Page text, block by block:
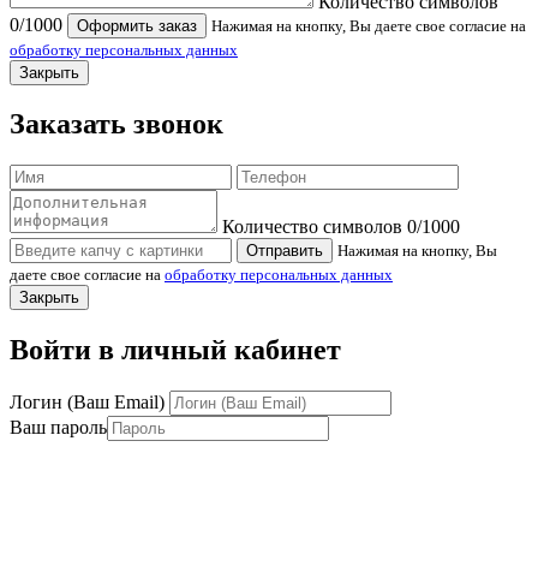
0/1000 Оформить заказ
Нажимая на кнопку, Вы даете свое согласие на
обработку персональных данных
Закрыть
Заказать звонок
Количество символов 0/1000
Отправить
Нажимая на кнопку, Вы
даете свое согласие на обработку персональных данных
Закрыть
Войти в личный кабинет
Логин (Ваш Email)
Ваш пароль